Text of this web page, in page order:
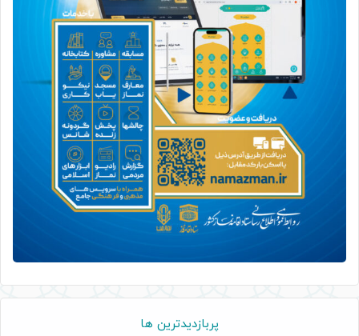
پربازدیدترین ها